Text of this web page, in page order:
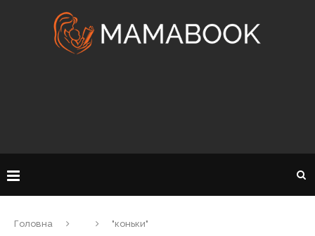
Головна "коньки"